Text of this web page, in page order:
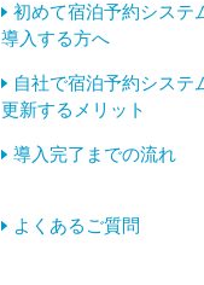
初めて宿泊予約システ
導入する方へ
自社で宿泊予約システ
更新するメリット
導入完了までの流れ
よくあるご質問